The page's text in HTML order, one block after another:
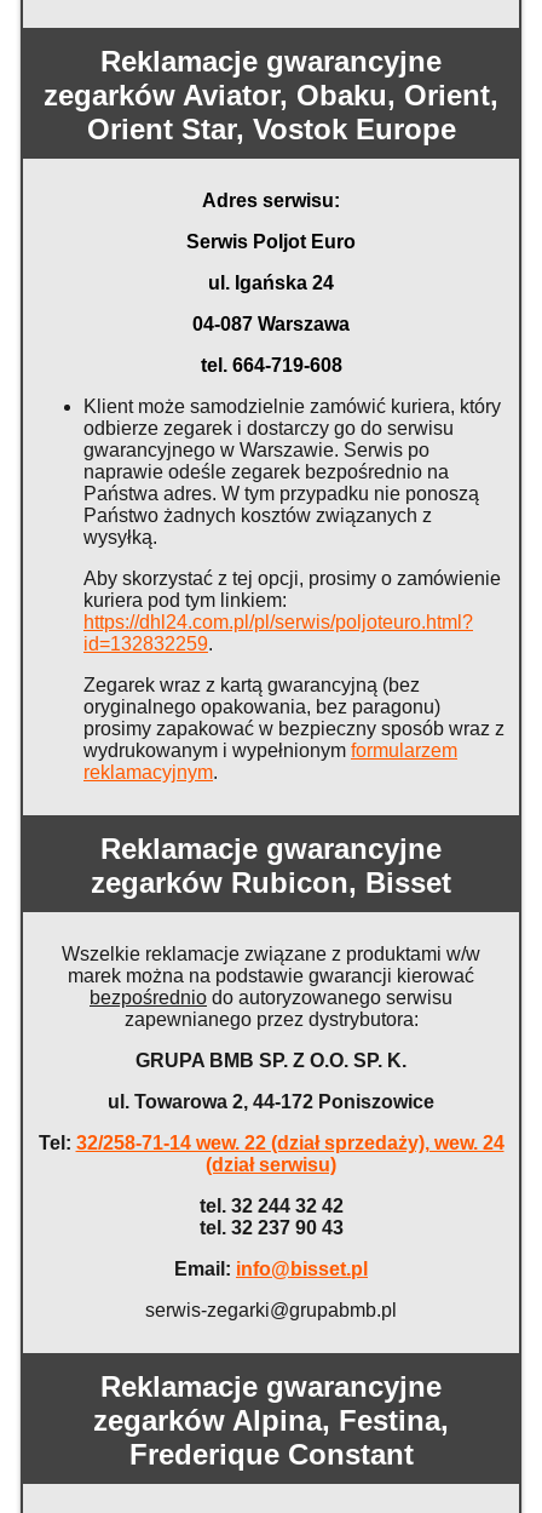
Reklamacje gwarancyjne
zegarków Aviator, Obaku, Orient,
Orient Star, Vostok Europe
Adres serwisu:
Serwis Poljot Euro
ul. Igańska 24
04-087 Warszawa
tel. 664-719-608
Klient może samodzielnie zamówić kuriera, który
odbierze zegarek i dostarczy go do serwisu
gwarancyjnego w Warszawie. Serwis po
naprawie odeśle zegarek bezpośrednio na
Państwa adres. W tym przypadku nie ponoszą
Państwo żadnych kosztów związanych z
wysyłką.
Aby skorzystać z tej opcji, prosimy o zamówienie
kuriera pod tym linkiem:
https://dhl24.com.pl/pl/serwis/poljoteuro.html?
id=132832259.
Zegarek wraz z kartą gwarancyjną (bez
oryginalnego opakowania, bez paragonu)
prosimy zapakować w bezpieczny sposób wraz z
wydrukowanym i wypełnionym formularzem
reklamacyjnym.
Reklamacje gwarancyjne
zegarków Rubicon, Bisset
Wszelkie reklamacje związane z produktami w/w
marek można na podstawie gwarancji kierować
bezpośrednio do autoryzowanego serwisu
zapewnianego przez dystrybutora:
GRUPA BMB SP. Z O.O. SP. K.
ul. Towarowa 2, 44-172 Poniszowice
Tel: 32/258-71-14 wew. 22 (dział sprzedaży), wew. 24
(dział serwisu)
tel. 32 244 32 42
tel. 32 237 90 43
Email: info@bisset.pl
serwis-zegarki@grupabmb.pl
Reklamacje gwarancyjne
zegarków Alpina, Festina,
Frederique Constant